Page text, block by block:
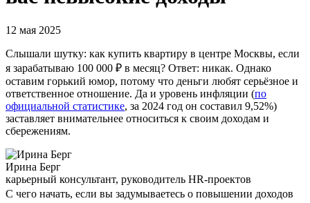
12 мая 2025
Слышали шутку: как купить квартиру в центре Москвы, если
я зарабатываю 100 000 ₽ в месяц? Ответ: никак. Однако
оставим горький юмор, потому что деньги любят серьёзное и
ответственное отношение. Да и уровень инфляции (по
официальной статистике, за 2024 год он составил 9,52%)
заставляет внимательнее относиться к своим доходам и
сбережениям.
Ирина Берг
карьерный консультант, руководитель HR-проектов
С чего начать, если вы задумываетесь о повышении доходов